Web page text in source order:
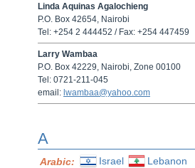
Linda Aquinas Agalochieng
P.O. Box 42654, Nairobi
Tel: +254 2 444452 / Fax: +254 447459
Larry Wambaa
P.O. Box 42229, Nairobi, Zone 00100
Tel: 0721-211-045
email: lwambaa@yahoo.com
A
Arabic: Israel
Lebanon